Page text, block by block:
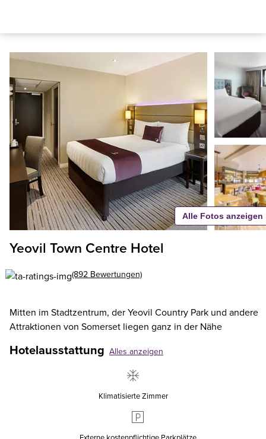
Yeovil Town Centre Hotel
(892 Bewertungen)
Mitten im Stadtzentrum, der Yeovil Country Park und andere
Attraktionen von Somerset liegen ganz in der Nähe
Hotelausstattung Alles anzeigen
Klimatisierte Zimmer
Alle Fotos anzeigen